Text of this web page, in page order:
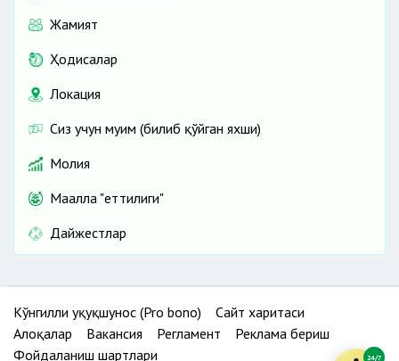
Жамият
Ҳодисалар
Локация
Сиз учун муҳим (билиб қўйган яхши)
Молия
Маҳалла "еттилиги"
Дайжестлар
Кўнгилли ҳуқуқшунос (Pro bono)
Сайт харитаси
Алоқалар
Вакансия Регламент
Реклама бериш
Фойдаланиш шартлари
24/7